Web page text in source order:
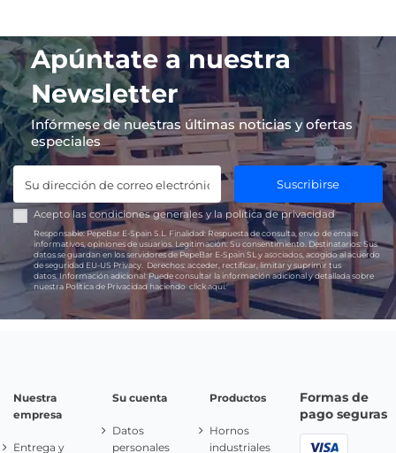
Apúntate a nuestra
Newsletter
Infórmese de nuestras últimas noticias y ofertas
especiales
Suscribirse
Acepto las condiciones generales y lapolítica de privacidad
Responsable:PepeBar E-Spain S.L. Finalidad: Respuesta de consulta, envío de emails
informativos, opiniones de usuarios. Legitimación: Su consentimiento. Destinatarios:Sus
datos se guardan en los servidores de PepeBar E-Spain SL y asociados, acogido al acuerdo
de seguridad EU-US Privacy. Derechos: acceder, rectificar, limitar y suprimir tus
datos.Información adicional:Puede consultar la información adicional y detallada sobre
nuestra Política de Privacidad haciendoclick aquí.
Nuestra
empresa
Entrega y
Su cuenta
Datos
personales
Productos
Hornos
industriales
Formas de
pago seguras